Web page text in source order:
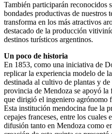
También participarán reconocidos
bondades productivas de nuestros
transforma en los más atractivos
destacado de la producción
destinos turísticos argentinos.
Un poco de historia
En 1853, como una iniciativa de
replicar la experiencia modelo de
destinada al cultivo de plantas y
provincia de Mendoza se apoyó
que dirigió el ingeniero agrónomo
Esta institución mendocina fue la
cepajes franceses, entre los
difusión tanto en Mendoza como